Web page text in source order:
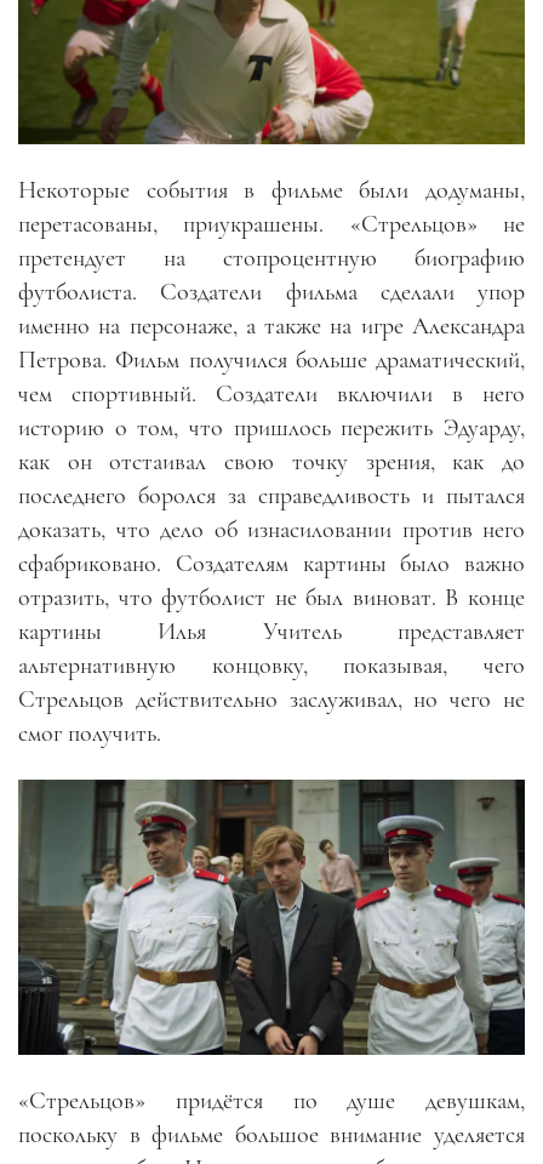
Некоторые события в фильме были додуманы,
перетасованы, приукрашены. «Стрельцов» не
претендует на стопроцентную биографию
футболиста. Создатели фильма сделали упор
именно на персонаже, а также на игре Александра
Петрова. Фильм получился больше драматический,
чем спортивный. Создатели включили в него
историю о том, что пришлось пережить Эдуарду,
как он отстаивал свою точку зрения, как до
последнего боролся за справедливость и пытался
доказать, что дело об изнасиловании против него
сфабриковано. Создателям картины было важно
отразить, что футболист не был виноват. В конце
картины Илья Учитель представляет
альтернативную концовку, показывая, чего
Стрельцов действительно заслуживал, но чего не
смог получить.
«Стрельцов» придётся по душе девушкам,
поскольку в фильме большое внимание уделяется